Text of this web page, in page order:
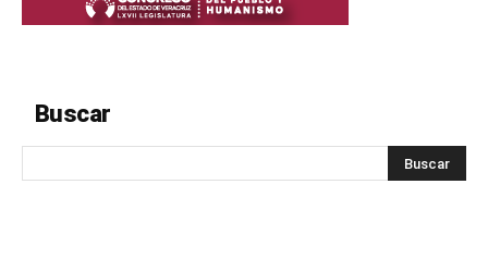
Buscar